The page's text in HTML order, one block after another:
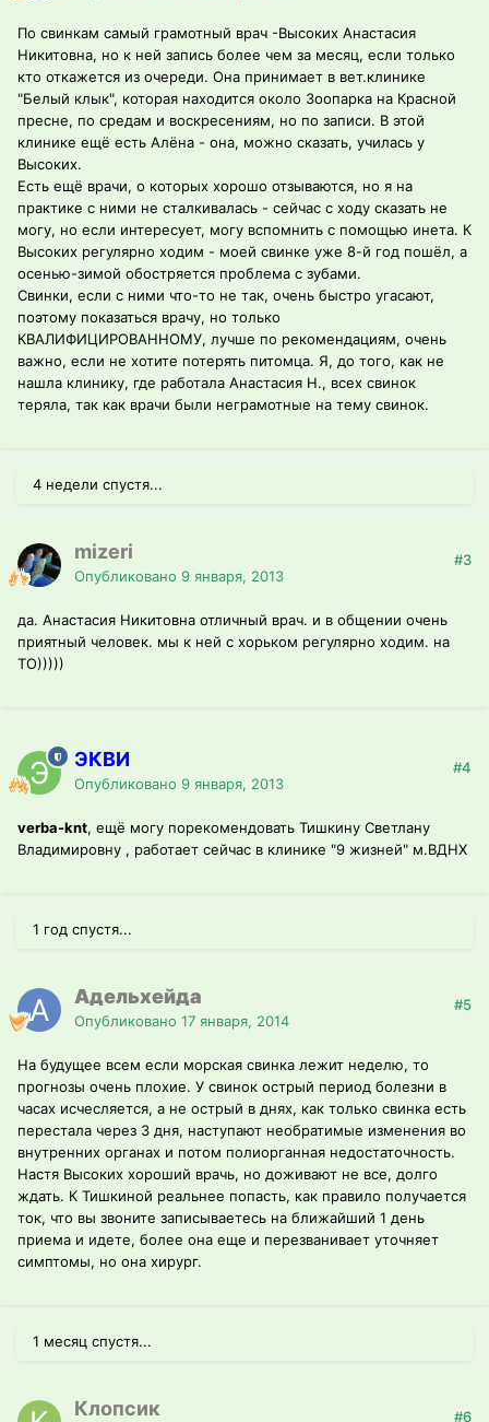
По свинкам самый грамотный врач -Высоких Анастасия
Никитовна, но к ней запись более чем за месяц, если только
кто откажется из очереди. Она принимает в вет.клинике
"Белый клык", которая находится около Зоопарка на Красной
пресне, по средам и воскресениям, но по записи. В этой
клинике ещё есть Алёна - она, можно сказать, училась у
Высоких.
Есть ещё врачи, о которых хорошо отзываются, но я на
практике с ними не сталкивалась - сейчас с ходу сказать не
могу, но если интересует, могу вспомнить с помощью инета. К
Высоких регулярно ходим - моей свинке уже 8-й год пошёл, а
осенью-зимой обостряется проблема с зубами.
Свинки, если с ними что-то не так, очень быстро угасают,
поэтому показаться врачу, но только
КВАЛИФИЦИРОВАННОМУ, лучше по рекомендациям, очень
важно, если не хотите потерять питомца. Я, до того, как не
нашла клинику, где работала Анастасия Н., всех свинок
теряла, так как врачи были неграмотные на тему свинок.
4 недели спустя...
mizeri
Опубликовано 9 января, 2013
#3
да. Анастасия Никитовна отличный врач. и в общении очень
приятный человек. мы к ней с хорьком регулярно ходим. на
ТО)))))
ЭКВИ
Опубликовано 9 января, 2013
#4
verba-knt, ещё могу порекомендовать Тишкину Светлану
Владимировну , работает сейчас в клинике "9 жизней" м.ВДНХ
1 год спустя...
Адельхейда
Опубликовано 17 января, 2014
#5
На будущее всем если морская свинка лежит неделю, то
прогнозы очень плохие. У свинок острый период болезни в
часах исчесляется, а не острый в днях, как только свинка есть
перестала через 3 дня, наступают необратимые изменения во
внутренних органах и потом полиорганная недостаточность.
Настя Высоких хороший врачь, но доживают не все, долго
ждать. К Тишкиной реальнее попасть, как правило получается
ток, что вы звоните записываетесь на ближайший 1 день
приема и идете, более она еще и перезванивает уточняет
симптомы, но она хирург.
1 месяц спустя...
Клопсик #6